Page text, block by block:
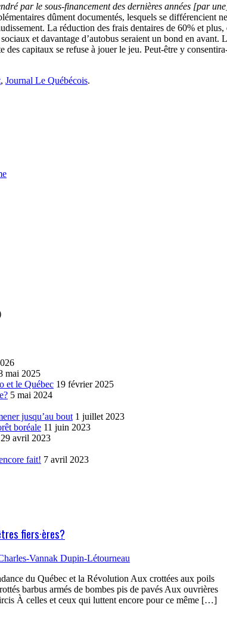
par le sous-financement des dernières années [par
dûment documentés, lesquels se
La réduction des frais dentaires de 60% et
et davantage d’autobus seraient un bond en
des capitaux se refuse à jouer le jeu. Peut-être y
, Journal Le Québécois.
mai 2025
et le Québec 19 février 2025
5 mai 2024
jusqu’au bout 1 juillet 2023
boréale 11 juin 2023
29 avril 2023
fait! 7 avril 2023
fiers·ères?
Vannak Dupin-Létourneau
du Québec et la Révolution Aux crottées aux poils
barbus armés de bombes pis de pavés Aux ouvrières
À celles et ceux qui luttent encore pour ce même […]